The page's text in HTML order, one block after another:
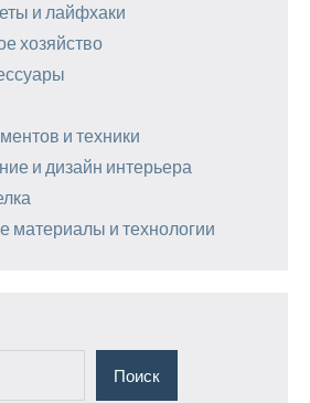
и лайфхаки
хозяйство
и техники
и дизайн интерьера
материалы и технологии
Поиск